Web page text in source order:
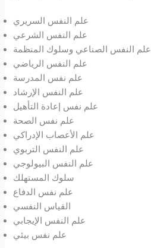
علم النفس السريري
علم النفس الشرعي
علم النفس الصناعي وسلوك المنظمة
علم النفس الرياضي
علم نفس المدرسة
علم النفس الإرشاد
علم نفس إعادة التأهيل
علم نفس الصحة
علم الأعصاب الإدراكي
علم النفس التربوي
علم النفس البيولوجي
سلوك المستهلك
علم نفس الدفاع
القياس النفسي
علم النفس الإيجابي
علم نفس بيئي